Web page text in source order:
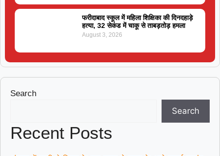
फरीदाबाद स्कूल में महिला शिक्षिका की दिनदहाड़े
हत्या, 32 सेकंड में चाकू से ताबड़तोड़ हमला
August 3, 2026
Search
Search
Recent Posts